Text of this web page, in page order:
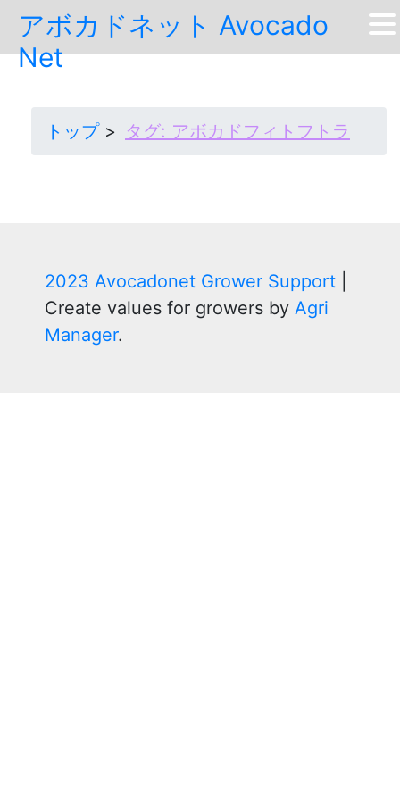
Skip
content
アボカドネット Avocado
Net
トップ タグ: アボカドフィトフトラ
2023 Avocadonet Grower Support
Create values for growers by Agri
Manager.